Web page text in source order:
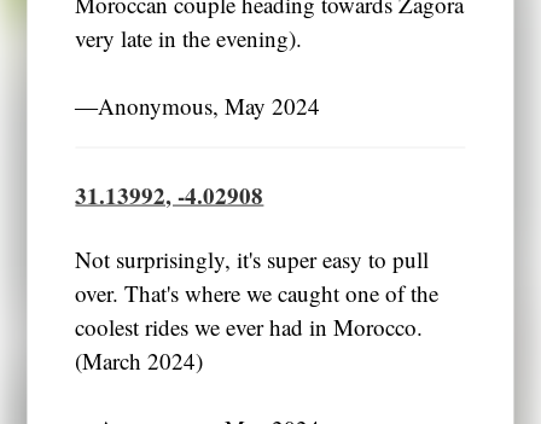
very late in the evening).
―Anonymous, May 2024
31.13992, -4.02908
Not surprisingly, it's super easy to pull
over. That's where we caught one of the
coolest rides we ever had in Morocco.
(March 2024)